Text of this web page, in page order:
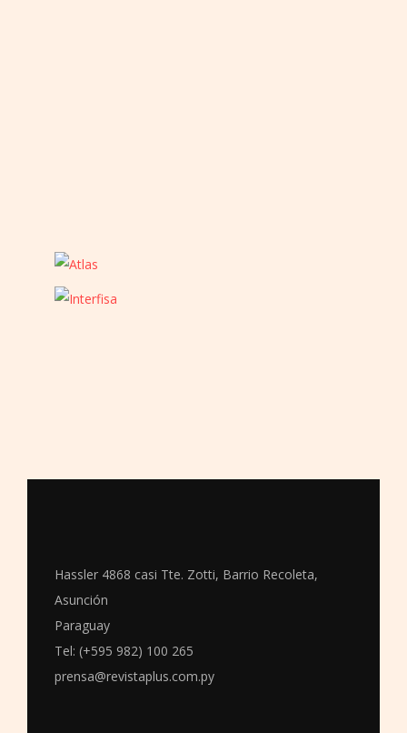
Hassler 4868 casi Tte. Zotti, Barrio Recoleta,
Asunción
Paraguay
Tel: (+595 982) 100 265
prensa@revistaplus.com.py